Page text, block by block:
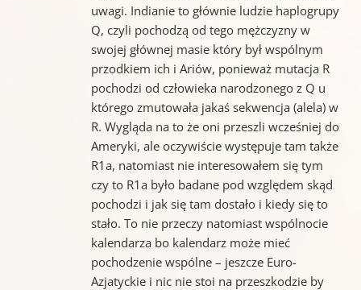
uwagi. Indianie to głównie ludzie haplogrupy
Q, czyli pochodzą od tego mężczyzny w
swojej głównej masie który był wspólnym
przodkiem ich i Ariów, ponieważ mutacja R
pochodzi od człowieka narodzonego z Q u
którego zmutowała jakaś sekwencja (alela) w
R. Wygląda na to że oni przeszli wcześniej do
Ameryki, ale oczywiście występuje tam także
R1a, natomiast nie interesowałem się tym
czy to R1a było badane pod względem skąd
pochodzi i jak się tam dostało i kiedy się to
stało. To nie przeczy natomiast wspólnocie
kalendarza bo kalendarz może mieć
pochodzenie wspólne – jeszcze Euro-
Azjatyckie i nic nie stoi na przeszkodzie by